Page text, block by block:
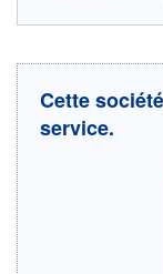
DONNÉES
Cotation sur
Cette
service.